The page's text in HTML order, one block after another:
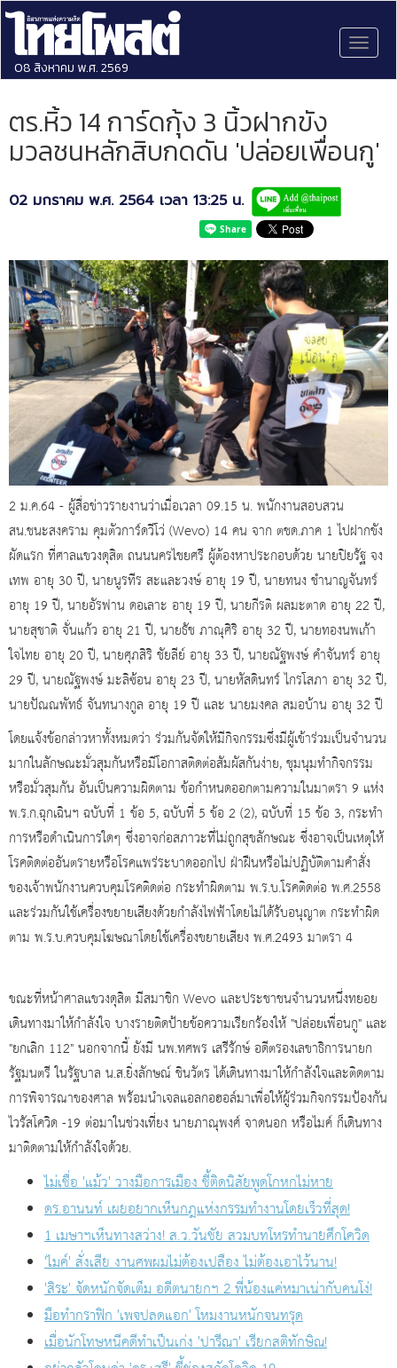
08 สิงหาคม พ.ศ. 2569
ตร.หิ้ว 14 การ์ดกุ้ง 3 นิ้วฝากขัง
มวลชนหลักสิบกดดัน 'ปล่อยเพื่อนกู'
02 มกราคม พ.ศ. 2564 เวลา 13:25 น.
2 ม.ค.64 - ผู้สื่อข่าวรายงานว่าเมื่อเวลา 09.15 น. พนักงานสอบสวน
สน.ชนะสงคราม คุมตัวการ์ดวีโว่ (Wevo) 14 คน จาก ตชด.ภาค 1 ไปฝากขัง
ผัดแรก ที่ศาลแขวงดุสิต ถนนนครไชยศรี ผู้ต้องหาประกอบด้วย นายปิยรัฐ จง
เทพ อายุ 30 ปี, นายนูรทีร สะและวงษ์ อายุ 19 ปี, นายทนง ชำนาญจันทร์
อายุ 19 ปี, นายอัรฟาน ดอเลาะ อายุ 19 ปี, นายกีรติ ผลมะตาด อายุ 22 ปี,
นายสุชาติ จั่นแก้ว อายุ 21 ปี, นายธัช ภาณุศิริ อายุ 32 ปี, นายทองนพเก้า
ใจไทย อายุ 20 ปี, นายศุภสิริ ชัยลีย์ อายุ 33 ปี, นายณัฐพงษ์ คำจันทร์ อายุ
29 ปี, นายณัฐพงษ์ มะลิซ้อน อายุ 23 ปี, นายหัสดินทร์ ไกรโสภา อายุ 32 ปี,
นายปัณณพัทธ์ จันทนางกูล อายุ 19 ปี และ นายมงคล สมอบ้าน อายุ 32 ปี
โดยแจ้งข้อกล่าวหาทั้งหมดว่า ร่วมกันจัดให้มีกิจกรรมซึ่งมีผู้เข้าร่วมเป็นจำนวน
มากในลักษณะมั่วสุมกันหรือมีโอกาสติดต่อสัมผัสกันง่าย, ชุมนุมทำกิจกรรม
หรือมั่วสุมกัน อันเป็นความผิดตาม ข้อกำหนดออกตามความในมาตรา 9 แห่ง
พ.ร.ก.ฉุกเฉินฯ ฉบับที่ 1 ข้อ 5, ฉบับที่ 5 ข้อ 2 (2), ฉบับที่ 15 ข้อ 3, กระทำ
การหรือดำเนินการใดๆ ซึ่งอาจก่อสภาวะที่ไม่ถูกสุขลักษณะ ซึ่งอาจเป็นเหตุให้
โรคติดต่ออันตรายหรือโรคแพร่ระบาดออกไป ฝ่าฝืนหรือไม่ปฏิบัติตามคำสั่ง
ของเจ้าพนักงานควบคุมโรคติดต่อ กระทำผิดตาม พ.ร.บ.โรคติดต่อ พ.ศ.2558
และร่วมกันใช้เครื่องขยายเสียงด้วยกำลังไฟฟ้าโดยไม่ได้รับอนุญาต กระทำผิด
ตาม พ.ร.บ.ควบคุมโฆษณาโดยใช้เครื่องขยายเสียง พ.ศ.2493 มาตรา 4
ขณะที่หน้าศาลแขวงดุสิต มีสมาชิก Wevo และประชาชนจำนวนหนึ่งทยอย
เดินทางมาให้กำลังใจ บางรายติดป้ายข้อความเรียกร้องให้ "ปล่อยเพื่อนกู" และ
"ยกเลิก 112" นอกจากนี้ ยังมี นพ.ทศพร เสรีรักษ์ อดีตรองเลขาธิการนายก
รัฐมนตรี ในรัฐบาล น.ส.ยิ่งลักษณ์ ชินวัตร ได้เดินทางมาให้กำลังใจและติดตาม
การพิจารณาของศาล พร้อมนำเจลแอลกอฮอล์มาเพื่อให้ผู้ร่วมกิจกรรมป้องกัน
ไวรัสโควิด -19 ต่อมาในช่วงเที่ยง นายภาณุพงศ์ จาดนอก หรือไมค์ ก็เดินทาง
มาติดตามให้กำลังใจด้วย.
ไม่เชื่อ 'แม้ว' วางมือการเมือง ชี้ติดนิสัยพูดโกหกไม่หาย
ดร.อานนท์ เผยอยากเห็นกฎแห่งกรรมทำงานโดยเร็วที่สุด!
1 เมษาฯเห็นทางสว่าง! ส.ว.วันชัย สวมบทโหรทำนายศึกโควิด
'ไมค์' สั่งเสีย งานศพผมไม่ต้องเปลือง ไม่ต้องเอาไว้นาน!
'สิระ' จัดหนักจัดเต็ม อดีตนายกฯ 2 พี่น้องแค่หมาเน่ากับคนโง่!
มือทำกราฟิก 'เพจปลดแอก' โหมงานหนักจนทรุด
เมื่อนักโทษหนีคดีทำเป็นเก่ง 'ปารีณา' เรียกสติทักษิณ!